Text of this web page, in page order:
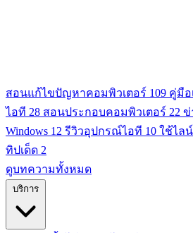
สอนแก้ไขปัญหาคอมพิวเตอร์ 109 คู่มือ
ไอที 28 สอนประกอบคอมพิวเตอร์ 22 ข่
Windows 12 รีวิวอุปกรณ์ไอที 10 ใช้ไล
ทิปเด็ด 2
ดูบทความทั้งหมด